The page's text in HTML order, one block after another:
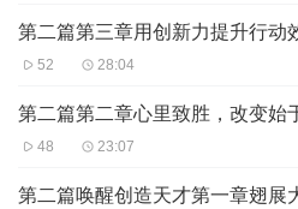
第二篇第三章用创新力提升行动
52 28:04
第二篇第二章心里致胜，改变始
48 23:07
第二篇唤醒创造天才第一章翅展